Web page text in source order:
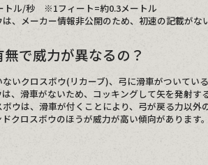
トル/秒 ※1フィート=約0.3メートル
、メーカー情報非公開のため、初速の記載がな
で威力が異なるの？
いクロスボウ(リカーブ)、弓に滑車がついてい
、滑車がないため、コッキングして矢を発射
ウは、滑車が付くことにより、弓が戻る力以外
クロスボウのほうが威力が高い傾向があります。